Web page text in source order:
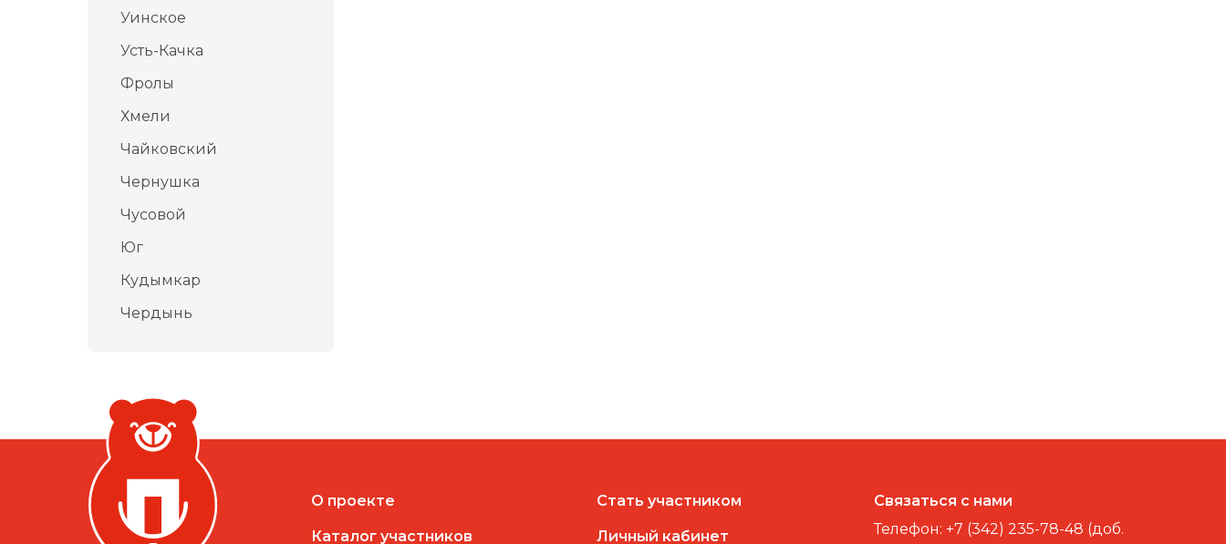
Уинское
Усть-Качка
Фролы
Хмели
Чайковский
Чернушка
Чусовой
Юг
Кудымкар
Чердынь
О проекте
Каталог участников
Стать участником
Личный кабинет
Связаться с нами
Телефон:+7 (342) 235-78-48 (доб.